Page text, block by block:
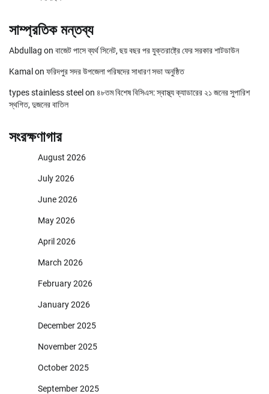
সাম্প্রতিক মন্তব্য
Abdullag on বাজেট পাসে ব্যর্থ সিনেট, ছয় বছর পর যুক্তরাষ্ট্রে ফের সরকার শাটডাউন
Kamal on ফরিদপুর সদর উপজেলা পরিষদের সাধারণ সভা অনুষ্ঠিত
types stainless steel on ৪৮তম বিশেষ বিসিএস: স্বাস্থ্য ক্যাডারের ২১ জনের সুপারিশ
স্থগিত, দুজনের বাতিল
সংরক্ষণাগার
August 2026
July 2026
June 2026
May 2026
April 2026
March 2026
February 2026
January 2026
December 2025
November 2025
October 2025
September 2025